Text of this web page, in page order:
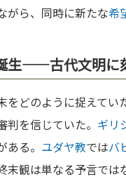
がら、同時に新たな希
生——古代文明に
をどのように捉えてい
判を信じていた。 ギリ
る。 ユダヤ教ではバ
末観は単なる予言で